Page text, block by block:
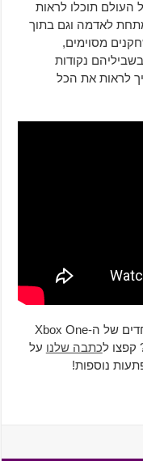
תוכלו לראות
לאדמה וגם בתוך
מסוימים,
נקודות
לראות את הכל
ואלו הם כל המשחקים והמאפיינים המיוחדים של ה-Xbox One
כתבה שלנועל